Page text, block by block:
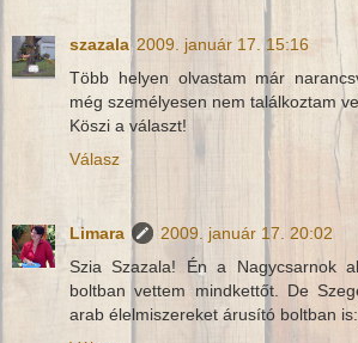
szazala 2009. január 17. 15:16
Több helyen olvastam már
még személyesen nem találkoztam
Köszi a választ!
Válasz
Limara
2009. január 17. 20:02
Szia Szazala! Én a Nagycsarnok
boltban vettem mindkettőt. De
arab élelmiszereket árusító boltban